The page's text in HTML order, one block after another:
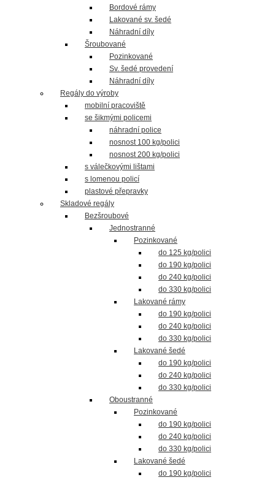
Bordové rámy
Lakované sv. šedé
Náhradní díly
Šroubované
Pozinkované
Sv. šedé provedení
Náhradní díly
Regály do výroby
mobilní pracoviště
se šikmými policemi
náhradní police
nosnost 100 kg/polici
nosnost 200 kg/polici
s válečkovými lištami
s lomenou policí
plastové přepravky
Skladové regály
Bezšroubové
Jednostranné
Pozinkované
do 125 kg/polici
do 190 kg/polici
do 240 kg/polici
do 330 kg/polici
Lakované rámy
do 190 kg/polici
do 240 kg/polici
do 330 kg/polici
Lakované šedé
do 190 kg/polici
do 240 kg/polici
do 330 kg/polici
Oboustranné
Pozinkované
do 190 kg/polici
do 240 kg/polici
do 330 kg/polici
Lakované šedé
do 190 kg/polici